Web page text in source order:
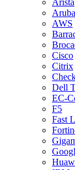
Arista
Aruba
AWS
Cisco
Citrix
Dell
EC-
F5
Fast